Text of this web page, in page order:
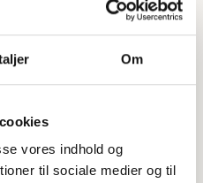
Om
vores indhold og
til sociale medier og til